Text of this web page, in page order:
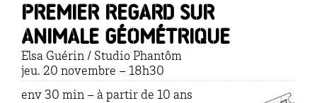
premier regard sur
ANIMALE GÉOMÉTRIQUE
Elsa Guérin / Studio Phantôm
jeu. 20 novembre – 18h30
env 30 min – à partir de 10 ans